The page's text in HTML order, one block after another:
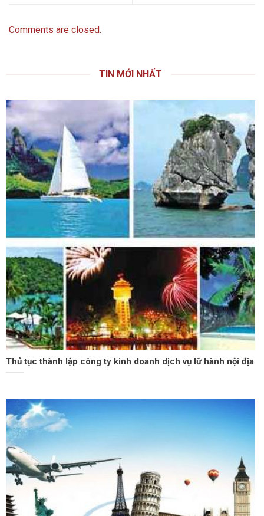
Comments are closed.
TIN MỚI NHẤT
Thủ tục thành lập công ty kinh doanh dịch vụ lữ hành nội địa